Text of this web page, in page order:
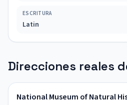
ESCRITURA
Latin
Direcciones reales
National Museum of Natural